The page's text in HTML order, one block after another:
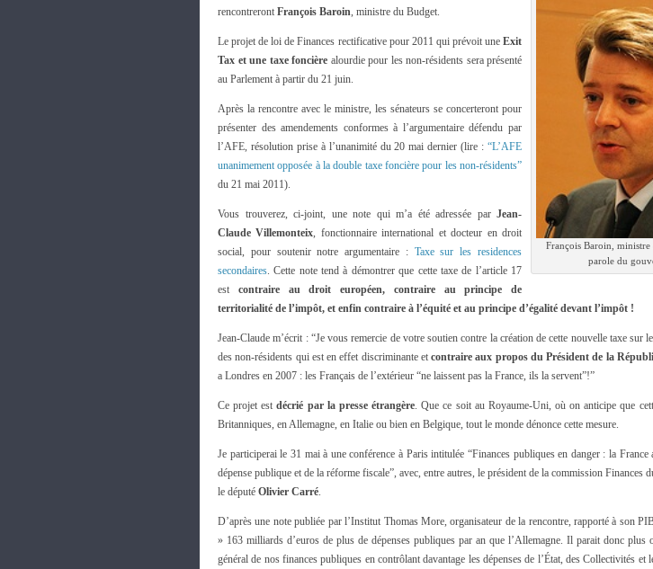
François Baroin,
parole du
rencontreront François Baroin, ministre du Budget.
Le projet de loi de Finances rectificative pour 2011 qui prévoit une Exit
Tax et une taxe foncière alourdie pour les non-résidents sera présenté
au Parlement à partir du 21 juin.
Après la rencontre avec le ministre, les sénateurs se concerteront pour
présenter des amendements conformes à l’argumentaire défendu par
l’AFE, résolution prise à l’unanimité du 20 mai dernier (lire : “L’AFE
unanimement opposée à la double taxe foncière pour les non-résidents”
du 21 mai 2011).
Vous trouverez, ci-joint, une note qui m’a été adressée par Jean-
Claude Villemonteix, fonctionnaire international et docteur en droit
social, pour soutenir notre argumentaire : Taxe sur les residences
secondaires. Cette note tend à démontrer que cette taxe de l’article 17
est contraire au droit européen, contraire au principe de
territorialité de l’impôt, et enfin contraire à l’équité et au principe d’égalité devant l’impôt !
Jean-Claude m’écrit : “Je vous remercie de votre soutien contre la création de cette nouvelle taxe sur
des non-résidents qui est en effet discriminante etcontraire aux propos du Président de la
a Londres en 2007 : les Français de l’extérieur “ne laissent pas la France, ils la servent”!”
Ce projet estdécrié par la presse étrangère. Que ce soit au Royaume-Uni, où on anticipe que
Britanniques, en Allemagne, en Italie ou bien en Belgique, tout le monde dénonce cette mesure.
Je participerai le 31 mai à une conférence à Paris intitulée “Finances publiques en danger : la France
dépense publique et de la réforme fiscale”, avec, entre autres, le président de la commission Finances
le député Olivier Carré.
D’après une note publiée par l’Institut Thomas More, organisateur de la rencontre, rapporté à son
» 163 milliards d’euros de plus de dépenses publiques par an que l’Allemagne. Il parait donc plus
général de nos finances publiques en contrôlant davantage les dépenses de l’État, des Collectivités et